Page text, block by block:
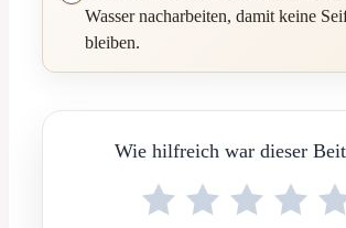
Wasser nacharbeiten, damit keine
bleiben.
Wie hilfreich war dieser